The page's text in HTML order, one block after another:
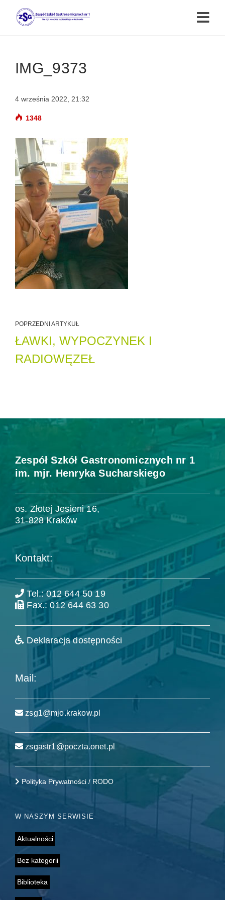
IMG_9373
4 września 2022, 21:32
1348
POPRZEDNI ARTYKUŁ
ŁAWKI, WYPOCZYNEK I
RADIOWĘZEŁ
Zespół Szkół Gastronomicznych nr 1
im. mjr. Henryka Sucharskiego
os. Złotej Jesieni 16,
31-828 Kraków
Kontakt:
Tel.: 012 644 50 19
Fax.: 012 644 63 30
Deklaracja dostępności
Mail:
zsg1@mjo.krakow.pl
zsgastr1@poczta.onet.pl
Polityka Prywatności / RODO
W NASZYM SERWISIE
Aktualności
Bez kategorii
Biblioteka